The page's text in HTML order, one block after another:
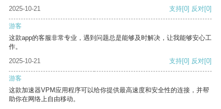
2025-10-21 支持[0] 反对[0]
游客
这款app的客服非常专业，遇到问题总是能够及时解决，让我能够安心工
作。
2025-10-21
支持[0] 反对[0]
游客
这款加速器VPM应用程序可以给你提供最高速度和安全性的连接，并帮
助你在网络上自由移动。